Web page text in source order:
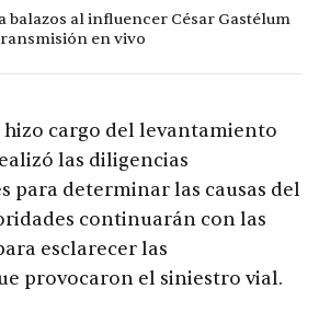
balazos al influencer César Gastélum
en vivo
hizo cargo del levantamiento
las diligencias
para determinar las causas del
continuarán con las
esclarecer las
provocaron el siniestro vial.